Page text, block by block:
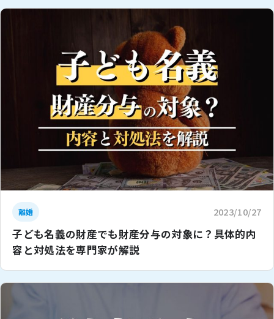
離婚 2023/10/27
子ども名義の財産でも財産分与の対象に？具体的内
容と対処法を専門家が解説